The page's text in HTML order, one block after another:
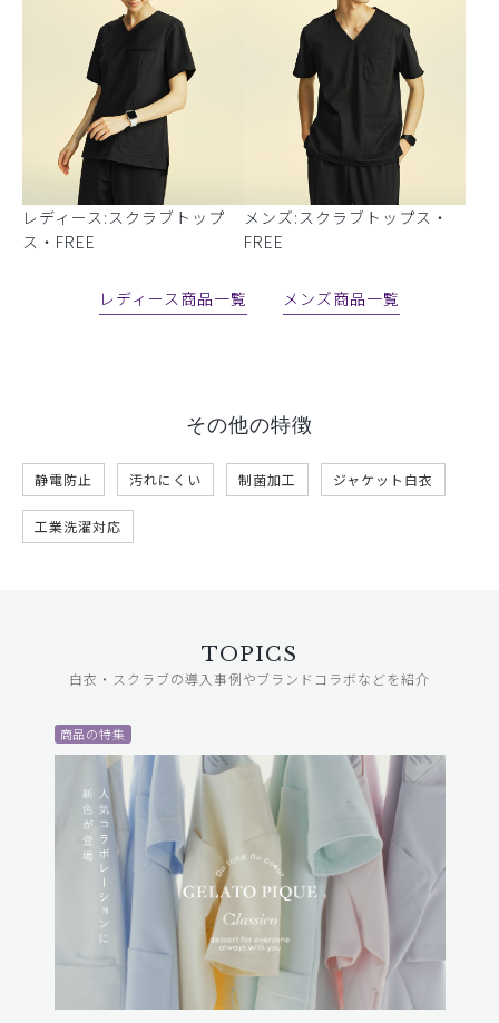
レディース:スクラブトップ
ス・FREE
メンズ:スクラブトップス・
FREE
レディース商品一覧 メンズ商品一覧
その他の特徴
静電防止 汚れにくい 制菌加工 ジャケット白衣
工業洗濯対応
TOPICS
白衣・スクラブの導入事例やブランドコラボなどを紹介
商品の特集